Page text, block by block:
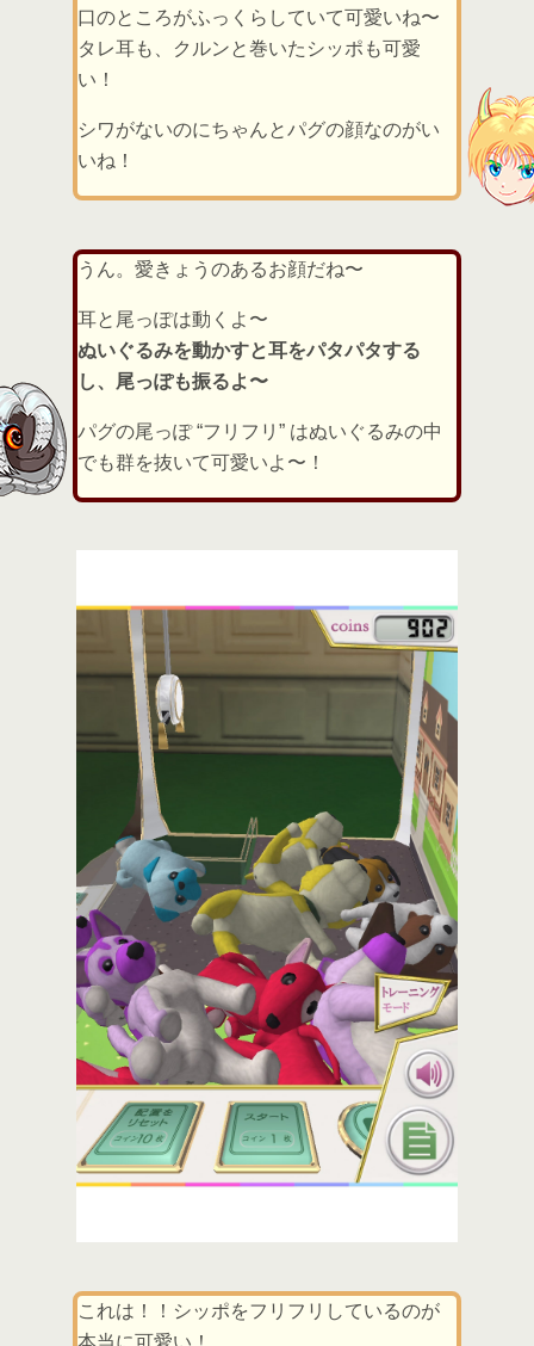
口のところがふっくらしていて可愛いね〜
タレ耳も、クルンと巻いたシッポも可愛
い！
シワがないのにちゃんとパグの顔なのがい
いね！
うん。愛きょうのあるお顔だね〜
耳と尾っぽは動くよ〜
ぬいぐるみを動かすと耳をパタパタする
し、尾っぽも振るよ〜
パグの尾っぽ “フリフリ” はぬいぐるみの中
でも群を抜いて可愛いよ〜！
これは！！シッポをフリフリしているのが
本当に可愛い！